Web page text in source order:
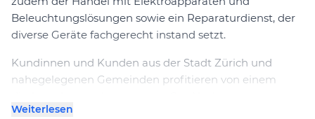
Beleuchtungslösungen sowie ein Reparaturdienst, der
diverse Geräte fachgerecht instand setzt.
Kundinnen und Kunden aus der Stadt Zürich und
nahegelegenen Gemeinden profitieren von einem
Kontaktaufnahme erfolgt in der Regel eine individuelle
Weiterlesen